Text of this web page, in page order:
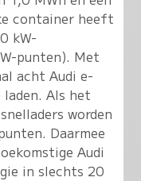
container heeft
kW-
punten). Met
acht Audi e-
Als het
worden
Daarmee
Audi
in slechts 20